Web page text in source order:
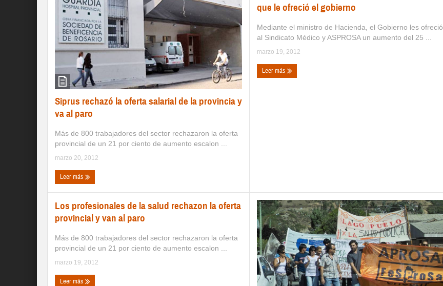
Siprus rechazó la oferta salarial de la provincia y
va al paro
Más de 800 trabajadores del sector rechazaron la oferta
provincial de un 21 por ciento de aumento escalon ...
marzo 20, 2012
Leer más
que le ofreció el gobierno
Mediante el ministro de Hacienda, el Gobierno les ofreció
al Sindicato Médico y ASPROSA un aumento del 25 ...
marzo 19, 2012
Leer más
Los profesionales de la salud rechazon la oferta
provincial y van al paro
Más de 800 trabajadores del sector rechazaron la oferta
provincial de un 21 por ciento de aumento escalon ...
marzo 19, 2012
Leer más